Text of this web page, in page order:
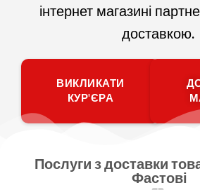
інтернет магазині
доставкою.
ВИКЛИКАТИ
КУР'ЄРА
Послуги з доставки
Фастові